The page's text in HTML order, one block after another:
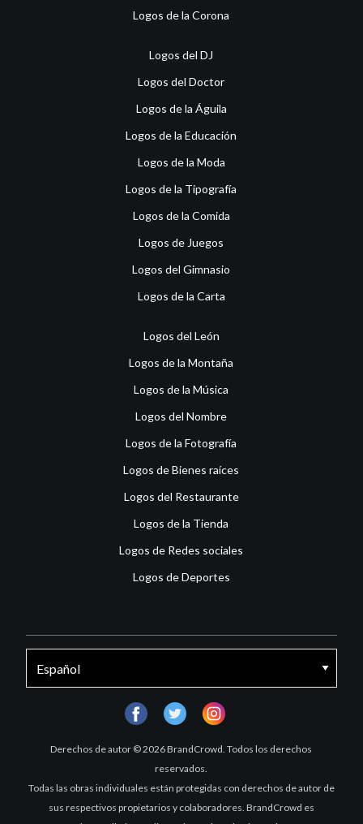
Logos de la Corona
Logos del DJ
Logos del Doctor
Logos de la Águila
Logos de la Educación
Logos de la Moda
Logos de la Tipografía
Logos de la Comida
Logos de Juegos
Logos del Gimnasio
Logos de la Carta
Logos del León
Logos de la Montaña
Logos de la Música
Logos del Nombre
Logos de la Fotografía
Logos de Bienes raíces
Logos del Restaurante
Logos de la Tienda
Logos de Redes sociales
Logos de Deportes
Derechos de autor © 2026 BrandCrowd. Todos los derechos
reservados.
Todas las obras individuales están protegidas con derechos de autor de
sus respectivos propietarios y colaboradores. BrandCrowd es
facebooktwitter instagram